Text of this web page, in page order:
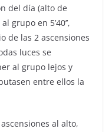
del día (alto de
grupo en 5’40’’,
de las 2 ascensiones
luces se
al grupo lejos y
entre ellos la
al alto,